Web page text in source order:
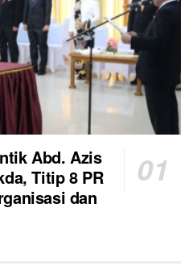
Abd. Azis
Titip 8 PR
dan